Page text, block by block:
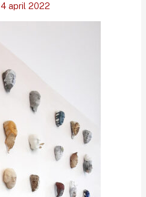
4 april 2022